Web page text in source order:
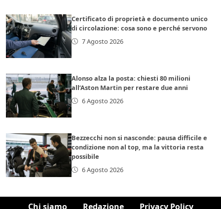
Certificato di proprietà e documento unico
di circolazione: cosa sono e perché servono
7 Agosto 2026
Alonso alza la posta: chiesti 80 milioni
all’Aston Martin per restare due anni
6 Agosto 2026
Bezzecchi non si nasconde: pausa difficile e
condizione non al top, ma la vittoria resta
possibile
6 Agosto 2026
Chi siamo Redazione Privacy Policy